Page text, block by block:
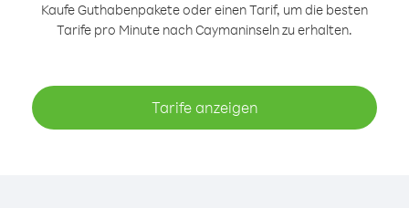
Kaufe Guthabenpakete oder einen Tarif, um die besten
Tarife pro Minute nach Caymaninseln zu erhalten.
Tarife anzeigen